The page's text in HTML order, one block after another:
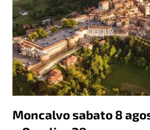
Moncalvo sabato 8